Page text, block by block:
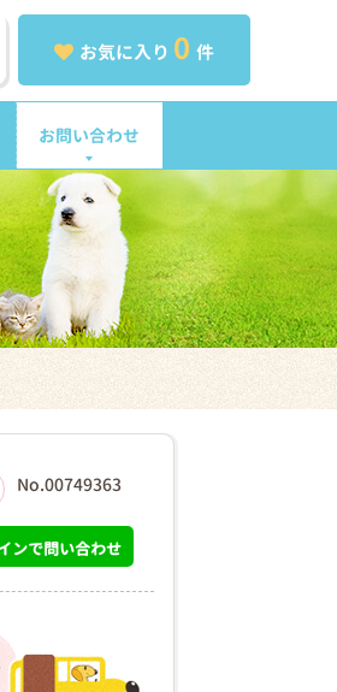
お気に入り 0 件
お問い合わせ
No.00749363
ンで問い合わせ